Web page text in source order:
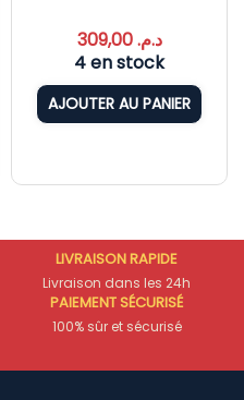
د.م.309,00
4 en stock
AJOUTER AU PANIER
LIVRAISON RAPIDE
Livraison dans les 24h
PAIEMENT SÉCURISÉ
100% sûr et sécurisé